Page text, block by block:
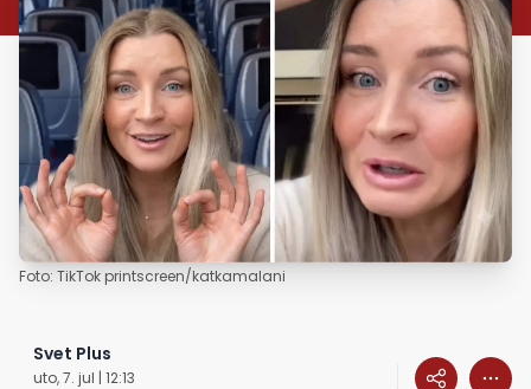
Foto: TikTok printscreen/katkamalani
Svet Plus
uto, 7. jul | 12:13